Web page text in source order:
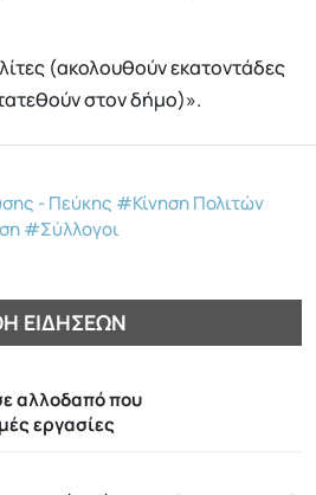
(ακολουθούν εκατοντάδες
στον δήμο)».
- Πεύκης #Κίνηση Πολιτών
#Σύλλογοι
ΕΙΔΉΣΕΩΝ
αλλοδαπό που
εργασίες